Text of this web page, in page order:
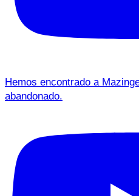
Hemos encontrado a
abandonado.